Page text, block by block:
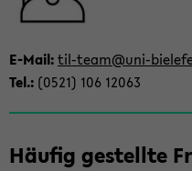
ti­
on
wech­
seln
E-​Mail:til-​team@uni-​
Tel.: (0521) 106 12063
Häu­fig ge­stell­te